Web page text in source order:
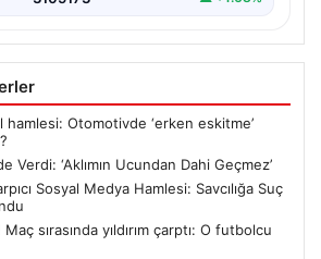
hamlesi: Otomotivde ‘erken eskitme’
Verdi: ‘Aklımın Ucundan Dahi Geçmez’
Sosyal Medya Hamlesi: Savcılığa Suç
sırasında yıldırım çarptı: O futbolcu